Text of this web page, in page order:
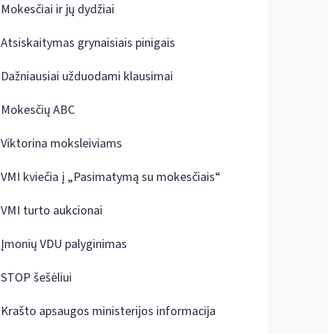
Mokesčiai ir jų dydžiai
Atsiskaitymas grynaisiais pinigais
Dažniausiai užduodami klausimai
Mokesčių ABC
Viktorina moksleiviams
VMI kviečia į „Pasimatymą su mokesčiais“
VMI turto aukcionai
Įmonių VDU palyginimas
STOP šešėliui
Krašto apsaugos ministerijos informacija